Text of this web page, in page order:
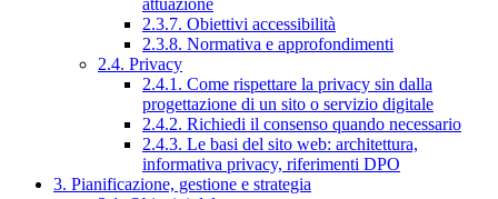
2.3.7. Obiettivi accessibilità
2.3.8. Normativa e approfondimenti
2.4. Privacy
2.4.1. Come rispettare la privacy sin dalla
progettazione di un sito o servizio digitale
2.4.2. Richiedi il consenso quando necessario
2.4.3. Le basi del sito web: architettura,
informativa privacy, riferimenti DPO
3. Pianificazione, gestione e strategia